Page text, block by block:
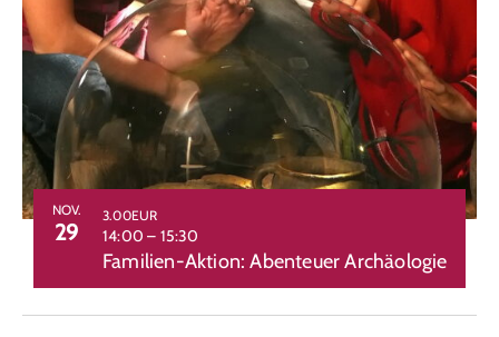
NOV.
29
Familien-Aktion: Abenteuer Archäologie
14:00– 15:30
3.00EUR